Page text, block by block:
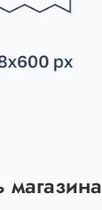
магазина